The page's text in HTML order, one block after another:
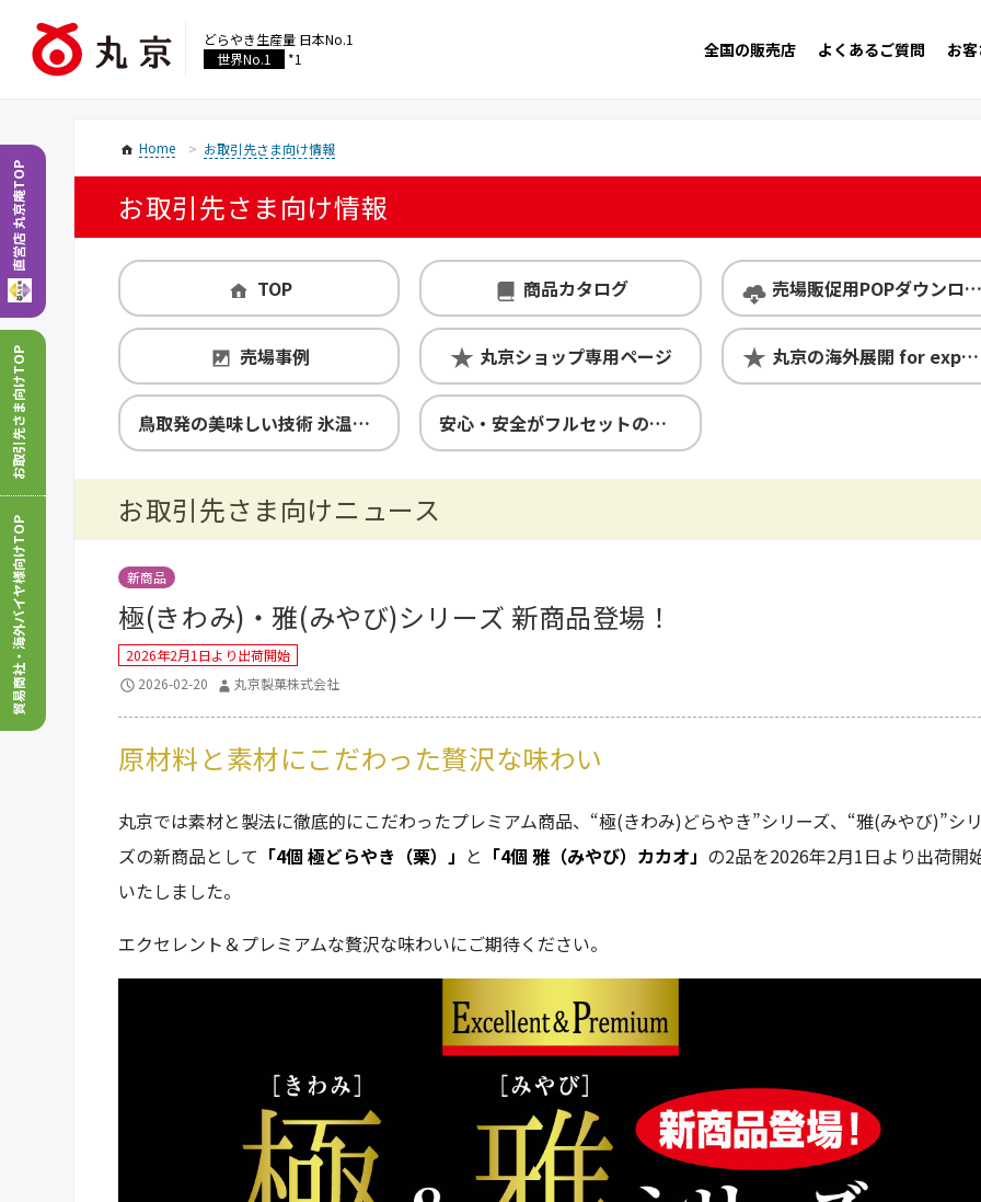
どらやき生産量日本No.1
世界No.1
*1 全国の販売店 よくあるご質問 お
Home お取引先さま向け情報
お取引先さま向け情報
TOP 商品カタログ 売場販促用POPダウンロード
売場事例 丸京ショップ専用ページ 丸京の海外展開 for exporters
鳥取発の美味しい技術 氷温熟成製法 安心・安全がフルセットの丸京
お取引先さま向けニュース
新商品
極(きわみ)・雅(みやび)シリーズ 新商品登場！
2026年2月1日より出荷開始
2026-02-20
丸京製菓株式会社
原材料と素材にこだわった贅沢な味わい
丸京では素材と製法に徹底的にこだわったプレミアム商品、“極(きわみ)どらやき”シリーズ、“雅(みやび)”シ
ズの新商品として 「4個 極どらやき（栗）」 と 「4個 雅（みやび）カカオ」 の2品を2026年2月1日より出荷開
いたしました。
エクセレント＆プレミアムな贅沢な味わいにご期待ください。
直営店 丸京庵TOP
貿易商社・海外バイヤ様向けTOP
お取引先さま向けTOP